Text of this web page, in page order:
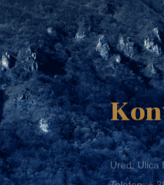
Ured: Ulica
Telefon:+
Telefaks:+